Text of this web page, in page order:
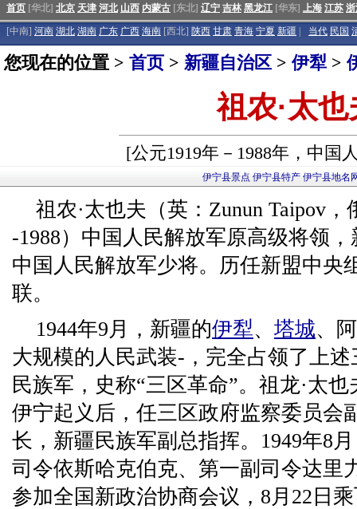
首页 [华北] 北京 天津 河北 山西 内蒙古 [东北] 辽宁 吉林 黑龙江 [华东] 上海 江苏
[中南] 河南 湖北 湖南 广东 广西 海南 [西北] 陕西 甘肃 青海 宁夏 新疆 当代 民国
您现在的位置 > 首页 > 新疆自治区 > 伊犁 >
祖农·太也
[公元1919年－1988年，中国
伊宁县景点 伊宁县特产 伊宁县地名
祖农·太也夫（英：Zunun Taipov，
-1988）中国人民解放军原高级将领
中国人民解放军少将。历任新盟中央
联。
1944年9月，新疆的伊犁、 塔城、
大规模的人民武装-，完全占领了上
民族军，史称“三区革命”。祖龙·太
伊宁起义后，任三区政府监察委员会
长，新疆民族军副总指挥。1949年8
司令依斯哈克伯克、第一副司令达里
参加全国新政治协商会议，8月22日